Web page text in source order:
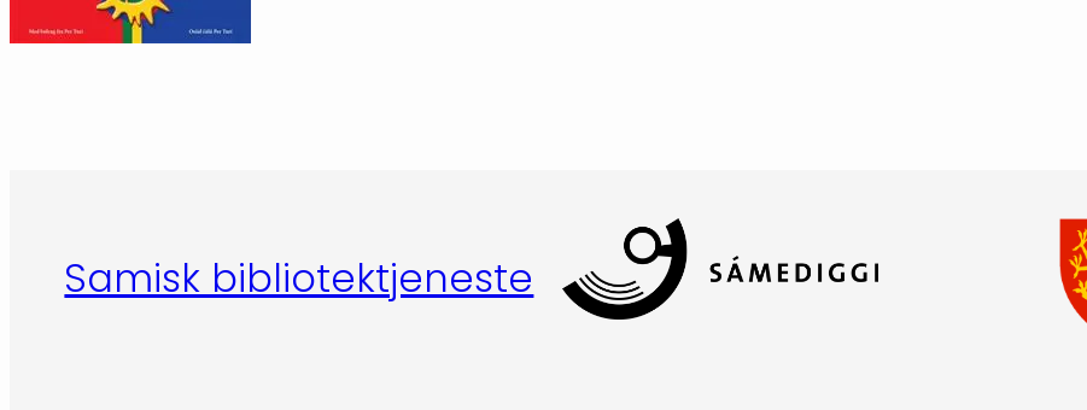
Samisk bibliotektjeneste